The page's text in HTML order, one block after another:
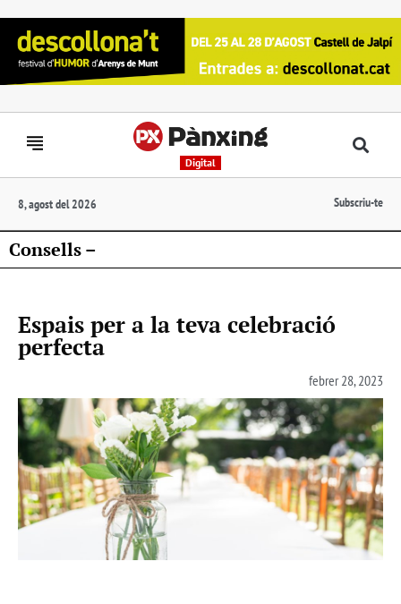
Digital
8, agost del 2026 Subscriu-te
Consells –
Espais per a la teva celebració
perfecta
febrer 28, 2023